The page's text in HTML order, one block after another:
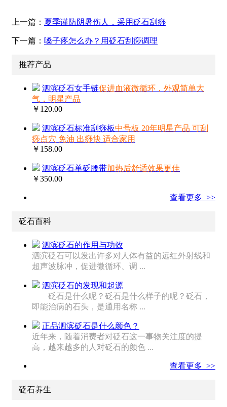
上一篇： 夏季谨防阴暑伤人，采用砭石刮痧
下一篇： 嗓子疼怎么办？用砭石刮痧调理
推荐产品
泗滨砭石女手链促进血液微循环，外观简单大
气，明星产品
￥120.00
泗滨砭石标准刮痧板中号板 20年明星产品 可刮
痧点穴 免油 出痧快 适合家用
￥158.00
泗滨砭石单砭腰带加热后舒适效果更佳
￥350.00
查看更多 >>
砭石百科
泗滨砭石的作用与功效
泗滨砭石可以发出许多对人体有益的远红外射线和
超声波脉冲，促进微循环、调 ...
泗滨砭石的发现和起源
砭石是什么呢？砭石是什么样子的呢？砭石，
即能治病的石头，是通用名称 ...
正品泗滨砭石是什么颜色？
近年来，随着消费者对砭石这一事物关注度的提
高，越来越多的人对砭石的颜色 ...
查看更多 >>
砭石养生